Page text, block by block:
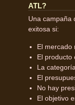
ATL?
Una campaña
exitosa si:
El mercado
El producto
La
El
No hay
El objetivo